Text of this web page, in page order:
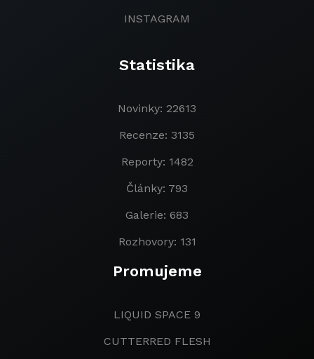
INSTAGRAM
Statistika
Novinky: 22613
Recenze: 3135
Reporty: 1482
Články: 793
Galerie: 683
Rozhovory: 131
Promujeme
LIQUID SPACE 9
CUTTERRED FLESH